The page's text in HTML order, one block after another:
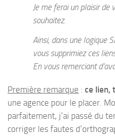
Je me ferai un plaisir de
souhaitez.
Ainsi, dans une logique
vous supprimiez ces
En vous remerciant
Première remarque : ce lien,
une agence pour le placer.
parfaitement, j’ai passé du
corriger les fautes